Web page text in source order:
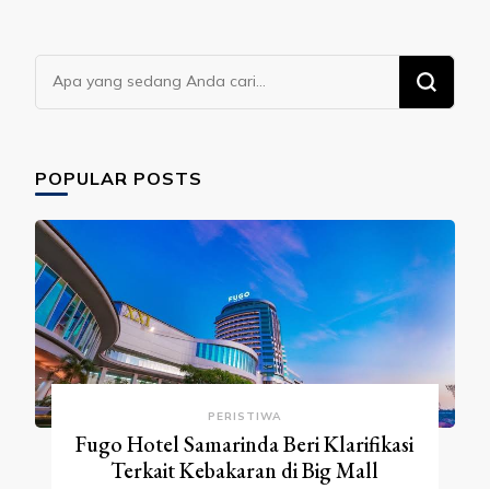
Mencari
Sesuatu?
POPULAR POSTS
PERISTIWA
Fugo Hotel Samarinda Beri Klarifikasi
Terkait Kebakaran di Big Mall